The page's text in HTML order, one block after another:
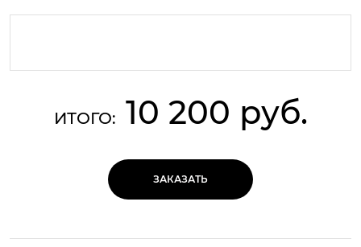
ИТОГО: 10 200 руб.
ЗАКАЗАТЬ